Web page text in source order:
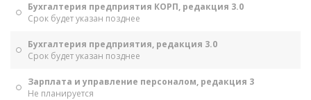
Бухгалтерия предприятия КОРП, редакция 3.0
Срок будет указан позднее
Бухгалтерия предприятия, редакция 3.0
Срок будет указан позднее
Зарплата и управление персоналом, редакция 3
Не планируется